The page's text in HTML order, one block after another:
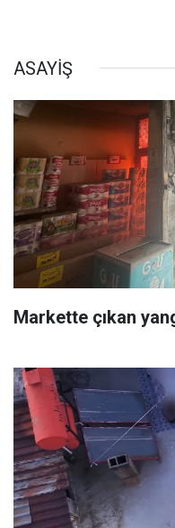
ASAYİŞ
Markette çıkan